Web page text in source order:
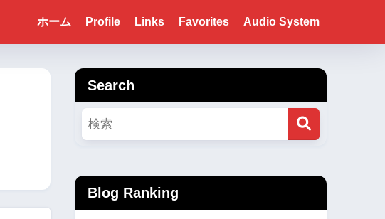
ホーム Profile Links Favorites Audio System
Search
Blog Ranking